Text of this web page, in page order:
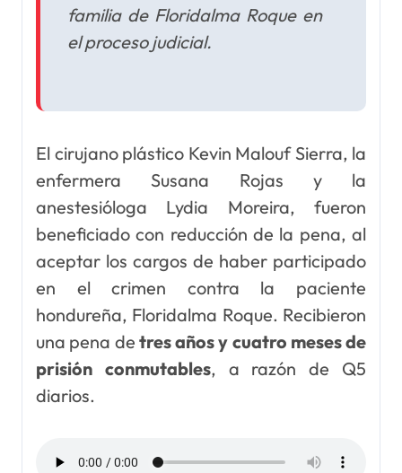
familia de Floridalma Roque en
el proceso judicial.
El cirujano plástico Kevin Malouf Sierra, la
enfermera Susana Rojas y la
anestesióloga Lydia Moreira, fueron
beneficiado con reducción de la pena, al
aceptar los cargos de haber participado
en el crimen contra la paciente
hondureña, Floridalma Roque. Recibieron
una pena de tres años y cuatro meses de
prisión conmutables, a razón de Q5
diarios.